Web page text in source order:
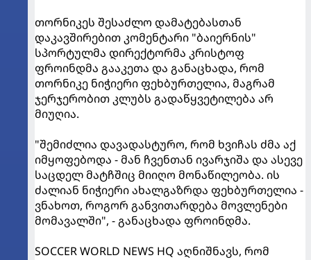
თორნიკეს შესაძლო დამატებასთან
დაკავშირებით კომენტარი "ბაიერნის"
სპორტულმა დირექტორმა კრისტოფ
ფროინდმა გააკეთა და განაცხადა, რომ
თორნიკე ნიჭიერი ფეხბურთელია, მაგრამ
ჯერჯერობით კლუბს გადაწყვეტილება არ
მიუღია.
"შემიძლია დავადასტურო, რომ ხვიჩას ძმა აქ
იმყოფებოდა - მან ჩვენთან ივარჯიშა და ასევე
საცდელ მატჩშიც მიიღო მონაწილეობა. ის
ძალიან ნიჭიერი ახალგაზრდა ფეხბურთელია -
ვნახოთ, როგორ განვითარდება მოვლენები
მომავალში", - განაცხადა ფროინდმა.
SOCCER WORLD NEWS HQ აღნიშნავს, რომ